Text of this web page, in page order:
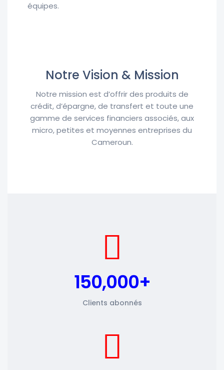
équipes.
Notre Vision & Mission
Notre mission est d’offrir des produits de
crédit, d’épargne, de transfert et toute une
gamme de services financiers associés, aux
micro, petites et moyennes entreprises du
Cameroun.
150,000+
Clients abonnés